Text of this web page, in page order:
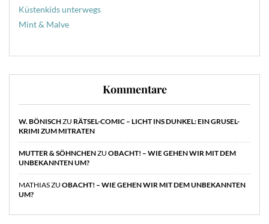
Küstenkids unterwegs
Mint & Malve
Kommentare
W. BÖNISCHZU RÄTSEL-COMIC – LICHT INS DUNKEL: EIN GRUSEL-
KRIMI ZUM MITRATEN
MUTTER & SÖHNCHENZU OBACHT! – WIE GEHEN WIR MIT DEM
UNBEKANNTEN UM?
MATHIASZU OBACHT! – WIE GEHEN WIR MIT DEM UNBEKANNTEN
UM?